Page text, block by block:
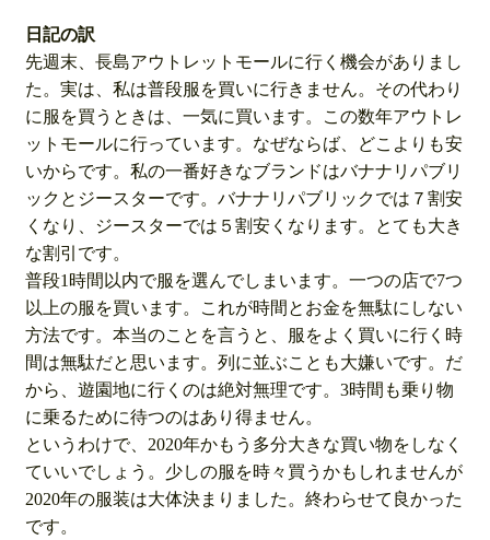
日記の訳
先週末、長島アウトレットモールに行く機会がありまし
た。実は、私は普段服を買いに行きません。その代わり
に服を買うときは、一気に買います。この数年アウトレ
ットモールに行っています。なぜならば、どこよりも安
いからです。私の一番好きなブランドはバナナリパブリ
ックとジースターです。バナナリパブリックでは７割安
くなり、ジースターでは５割安くなります。とても大き
な割引です。
普段1時間以内で服を選んでしまいます。一つの店で7つ
以上の服を買います。これが時間とお金を無駄にしない
方法です。本当のことを言うと、服をよく買いに行く時
間は無駄だと思います。列に並ぶことも大嫌いです。だ
から、遊園地に行くのは絶対無理です。3時間も乗り物
に乗るために待つのはあり得ません。
というわけで、2020年かもう多分大きな買い物をしなく
ていいでしょう。少しの服を時々買うかもしれませんが
2020年の服装は大体決まりました。終わらせて良かった
です。